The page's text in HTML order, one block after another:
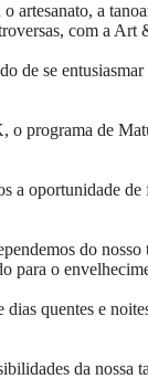
a
com a
de se
de
oportunidade
do
para o
quentes e
da